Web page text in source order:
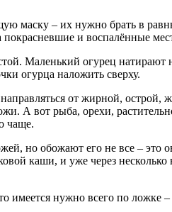
маску – их нужно брать в
и воспалённые
Маленький огурец
огурца наложить сверху.
от жирной,
А вот рыба, орехи,
чаще.
но обожают его не все –
каши, и уже через
имеется нужно всего по ложке